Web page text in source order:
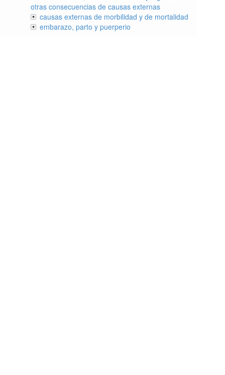
otras consecuencias de causas externas
causas externas de morbilidad y de mortalidad
embarazo, parto y puerperio